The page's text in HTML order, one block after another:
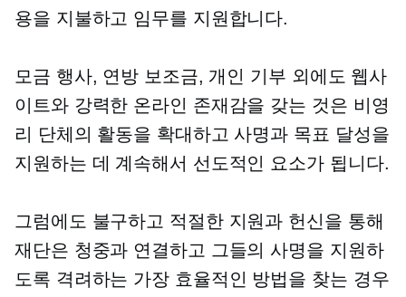
용을 지불하고 임무를 지원합니다.
모금 행사, 연방 보조금, 개인 기부 외에도 웹사
이트와 강력한 온라인 존재감을 갖는 것은 비영
리 단체의 활동을 확대하고 사명과 목표 달성을
지원하는 데 계속해서 선도적인 요소가 됩니다.
그럼에도 불구하고 적절한 지원과 헌신을 통해
재단은 청중과 연결하고 그들의 사명을 지원하
도록 격려하는 가장 효율적인 방법을 찾는 경우